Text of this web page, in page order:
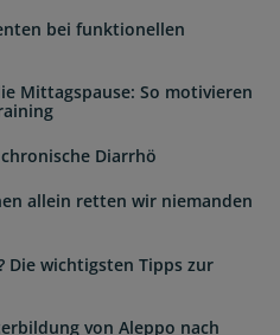
bei funktionellen
Mittagspause: So motivieren
Diarrhö
allein retten wir niemanden
Die wichtigsten Tipps zur
von Aleppo nach